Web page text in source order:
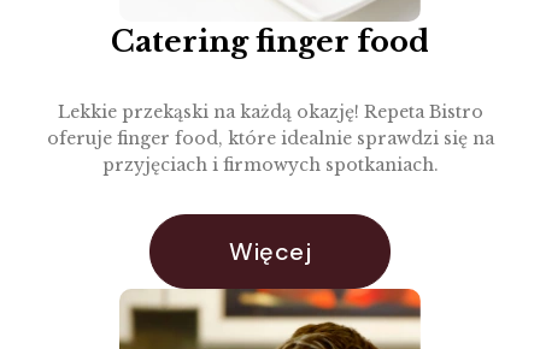
Catering finger food
Lekkie przekąski na każdą okazję! Repeta Bistro
oferuje finger food, które idealnie sprawdzi się na
przyjęciach i firmowych spotkaniach.
Więcej